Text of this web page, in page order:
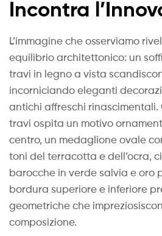
Incontra
L’immagine che osserviamo
equilibrio architettonico: un
travi in legno a vista
incorniciando eleganti
antichi affreschi
travi ospita un motivo
centro, un medaglione ovale
toni del terracotta e dell’ocra,
barocche in verde salvia e oro
bordura superiore e inferiore
geometriche che
composizione.